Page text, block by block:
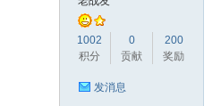
1002
积分
0
贡献
200
奖励
发消息